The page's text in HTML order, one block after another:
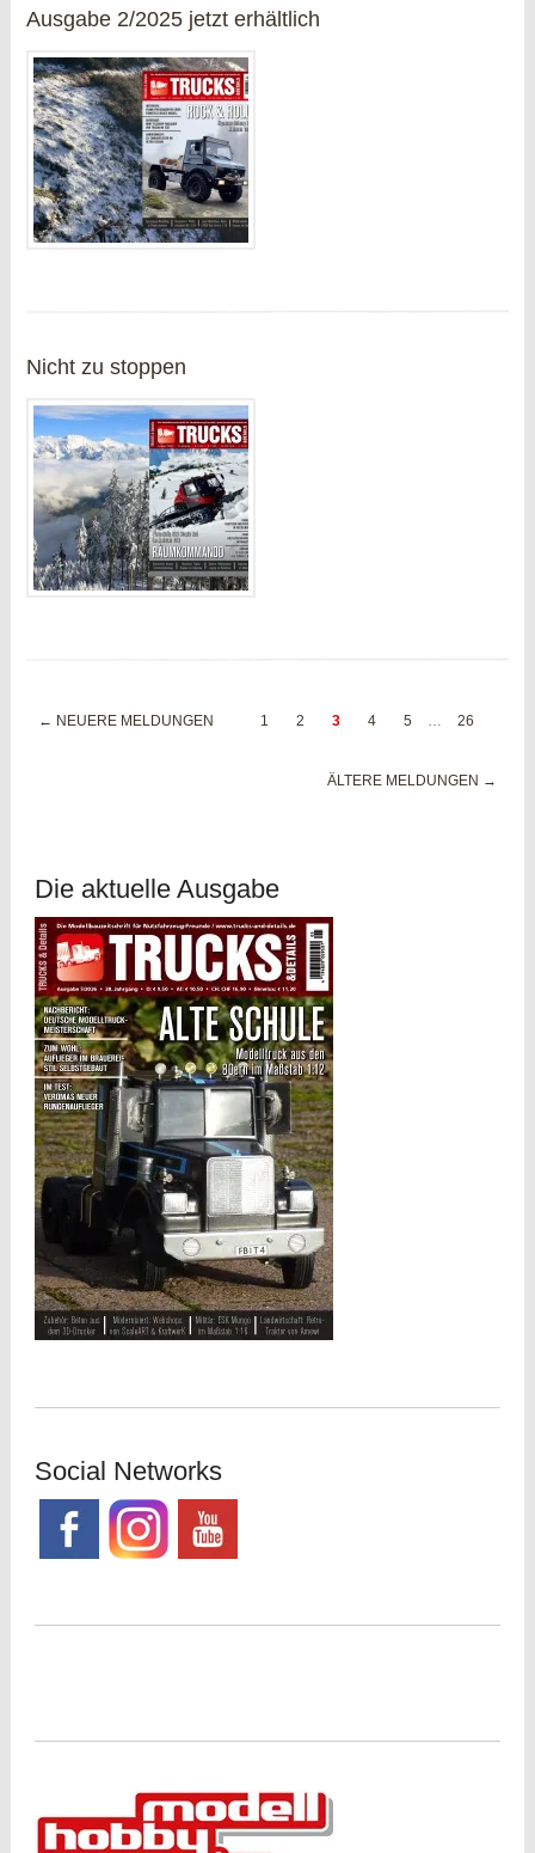
Ausgabe 2/2025 jetzt erhältlich
Nicht zu stoppen
← NEUERE MELDUNGEN 1 2 3 4 5 … 26
ÄLTERE MELDUNGEN →
Die aktuelle Ausgabe
Social Networks